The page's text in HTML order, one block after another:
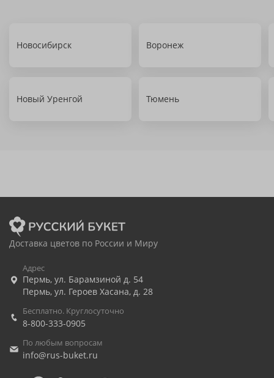
Новосибирск Воронеж
Новый Уренгой Тюмень
Доставка цветов по России и Миру
Адрес
Пермь, ул. Барамзиной д. 54
Пермь, ул. Героев Хасана, д. 28
Бесплатно. Круглосуточно
8-800-333-0905
По любым вопросам
info@rus-buket.ru